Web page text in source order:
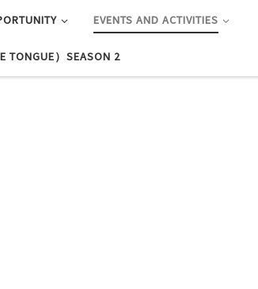
EVENTS AND ACTIVITIES
TONGUE）SEASON 2